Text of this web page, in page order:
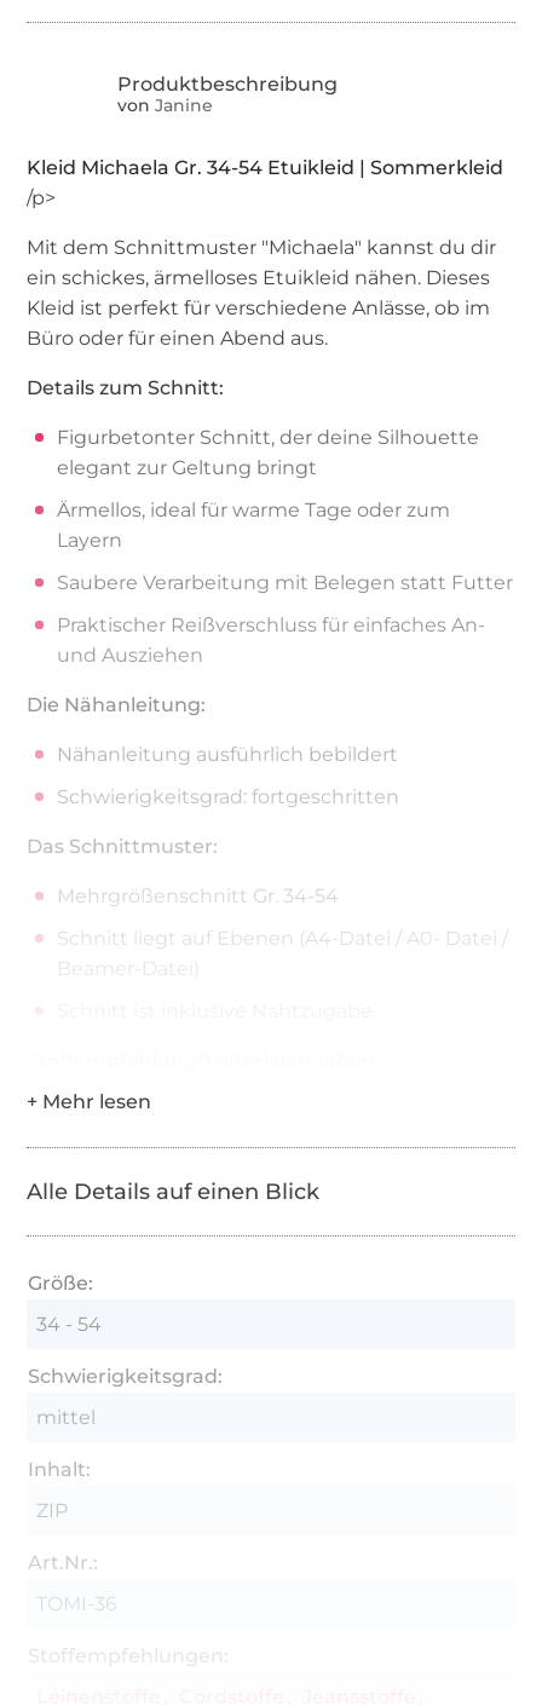
von Janine
Kleid Michaela Gr. 34-54 Etuikleid | Sommerkleid
/p>
Mit dem Schnittmuster "Michaela" kannst du dir
ein schickes, ärmelloses Etuikleid nähen. Dieses
Kleid ist perfekt für verschiedene Anlässe, ob im
Büro oder für einen Abend aus.
Details zum Schnitt:
Figurbetonter Schnitt, der deine Silhouette
elegant zur Geltung bringt
Ärmellos, ideal für warme Tage oder zum
Layern
Saubere Verarbeitung mit Belegen statt Futter
Praktischer Reißverschluss für einfaches An-
und Ausziehen
Die Nähanleitung:
Nähanleitung ausführlich bebildert
Schwierigkeitsgrad: fortgeschritten
Das Schnittmuster:
Mehrgrößenschnitt Gr. 34-54
Schnitt liegt auf Ebenen (A4-Datei / A0- Datei /
Beamer-Datei)
Webware, z.B. Leinen, festere Baumwollstoffe,
Stoffverbrauch siehe Artikelbilder
Alle Details auf einen Blick
Größe:
34 - 54
Schwierigkeitsgrad:
mittel
Inhalt:
ZIP
Art.Nr.:
TOMI-36
Stoffempfehlungen: